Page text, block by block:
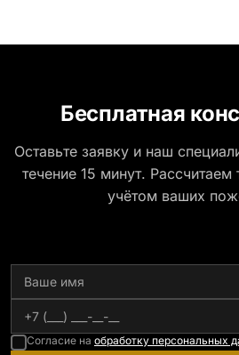
Бесплатная
Оставьте заявку и наш
течение 15 минут.
учётом ваших
Согласие на обработку персональных